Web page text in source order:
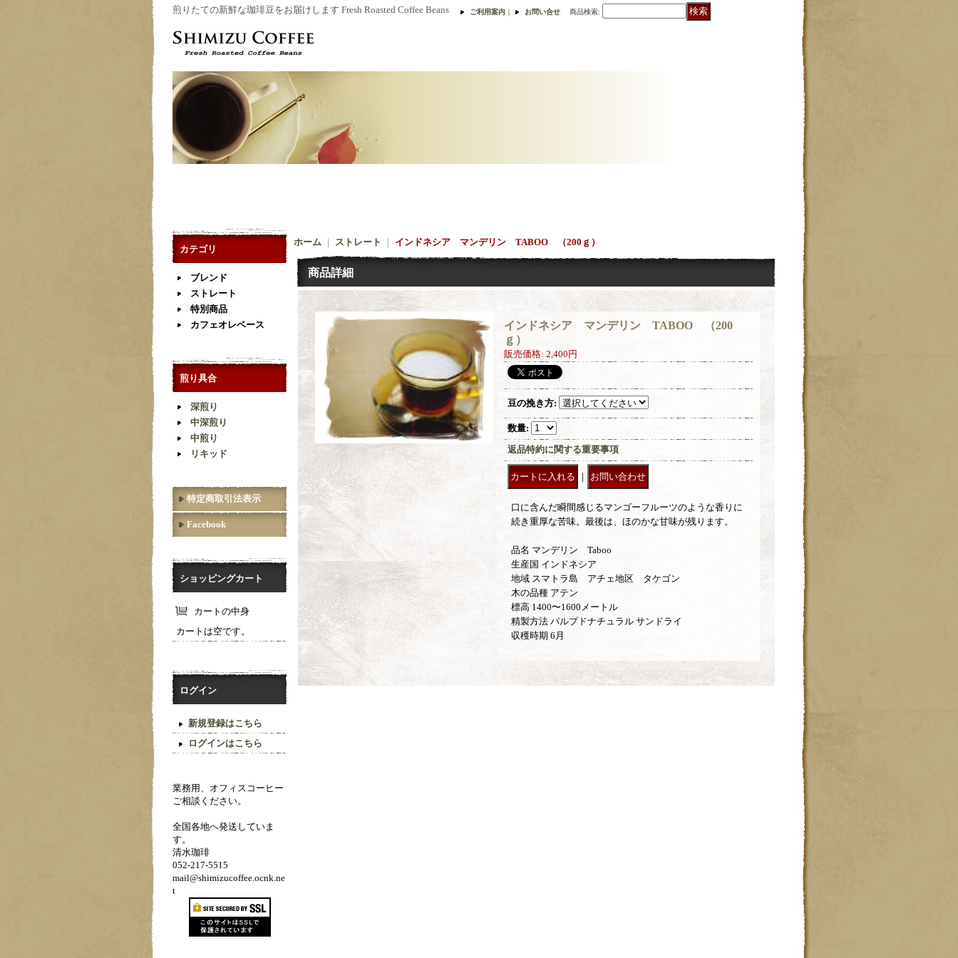
煎りたての新鮮な珈琲豆をお届けします Fresh Roasted Coffee Beans ご利用案内 ｜ お問い合せ 商品検索:
カテゴリ
ブレンド
ストレート
特別商品
カフェオレベース
煎り具合
深煎り
中深煎り
中煎り
リキッド
特定商取引法表示
Facebook
ショッピングカート
カートの中身
カートは空です。
ログイン
新規登録はこちら
ログインはこちら
業務用、オフィスコーヒー
ご相談ください。
全国各地へ発送していま
す。
清水珈琲
052-217-5515
mail@shimizucoffee.ocnk.ne
t
ホーム ストレート インドネシア マンデリン TABOO （200ｇ）
商品詳細
インドネシア マンデリン TABOO （200
ｇ）
販売価格: 2,400円
豆の挽き方:
数量:
返品特約に関する重要事項
｜
口に含んだ瞬間感じるマンゴーフルーツのような香りに
続き重厚な苦味。最後は、ほのかな甘味が残ります。
品名 マンデリン Taboo
生産国 インドネシア
地域 スマトラ島 アチェ地区 タケゴン
木の品種 アテン
標高 1400〜1600メートル
精製方法 パルプドナチュラル サンドライ
収穫時期 6月